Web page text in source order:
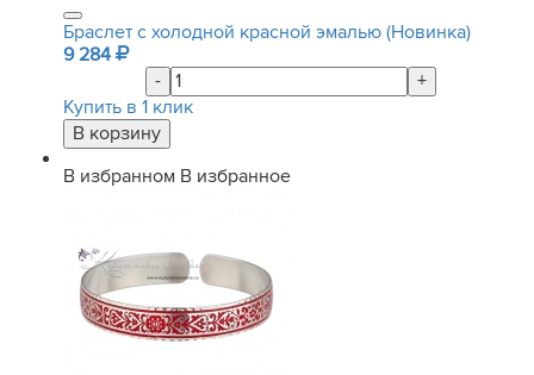
Браслет с холодной красной эмалью (Новинка)
9 284
-
+
Купить в 1 клик
В избранном В избранное